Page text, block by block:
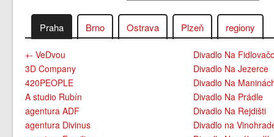
Praha Brno Ostrava Plzeň regiony
+- VeDvou
3D Company
420PEOPLE
A studio Rubín
agentura ADF
agentura Divinus
Divadlo Na
Divadlo Na Jezerce
Divadlo Na
Divadlo Na Prádle
Divadlo Na Rejdišti
Divadlo na